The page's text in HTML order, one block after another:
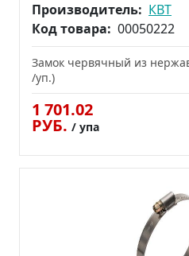
Производитель: КВТ
Код товара: 00050222
Замок червячный из
/уп.)
1 701.02
РУБ. / упа